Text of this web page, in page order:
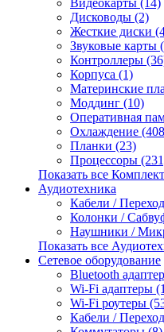
Видеокарты (14)
Дисководы (2)
Жесткие диски
Звуковые карты
Контроллеры
Корпуса (1)
Материнские
Моддинг (10)
Оперативная
Охлаждение
Планки (23)
Процессоры
Показать все
Аудиотехника
Кабели /
Колонки /
Наушники /
Показать все
Сетевое оборудование
Bluetooth
Wi-Fi адаптеры
Wi-Fi роутеры
Кабели /